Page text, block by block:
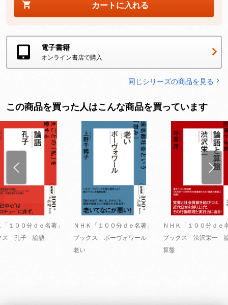
カートに入れる
電子書籍
オンライン書店で購入
同じシリーズの商品を見る
この商品を買った人はこんな商品を買っています
１００分ｄｅ名著」
ス 孔子 論語
ＮＨＫ「１００分ｄｅ名著」
ブックス ボーヴォワール
老い
ＮＨＫ「１００分ｄｅ
ブックス 渋沢栄一
算盤